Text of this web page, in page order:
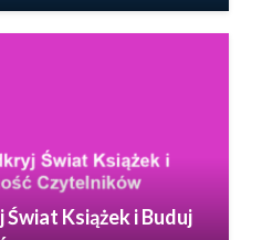
Książek i Buduj